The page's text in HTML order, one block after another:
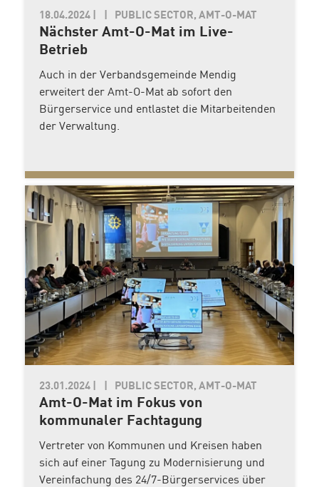
18.04.2024 PUBLIC SECTOR, AMT-O-MAT
Nächster Amt-O-Mat im Live-
Betrieb
Auch in der Verbandsgemeinde Mendig
erweitert der Amt-O-Mat ab sofort den
Bürgerservice und entlastet die Mitarbeitenden
der Verwaltung.
23.01.2024 PUBLIC SECTOR, AMT-O-MAT
Amt-O-Mat im Fokus von
kommunaler Fachtagung
Vertreter von Kommunen und Kreisen haben
sich auf einer Tagung zu Modernisierung und
Vereinfachung des 24/7-Bürgerservices über